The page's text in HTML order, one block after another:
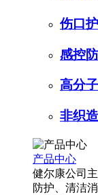
伤口
感控
高分
非织
产品中心
健尔康公司
防护、清洁